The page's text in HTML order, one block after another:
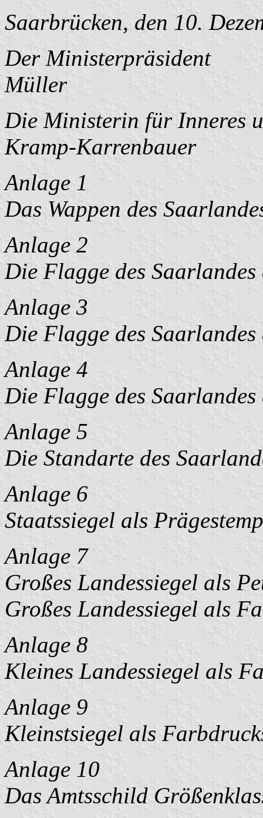
Saarbrücken, den 10.
Der Ministerpräsident
Müller
Die Ministerin für Inneres
Kramp-Karrenbauer
Anlage 1
Das Wappen des
Anlage 2
Die Flagge des
Anlage 3
Die Flagge des
Anlage 4
Die Flagge des
Anlage 5
Die Standarte des
Anlage 6
Staatssiegel als
Anlage 7
Großes Landessiegel als
Großes Landessiegel als
Anlage 8
Kleines Landessiegel als
Anlage 9
Kleinstsiegel als
Anlage 10
Das Amtsschild